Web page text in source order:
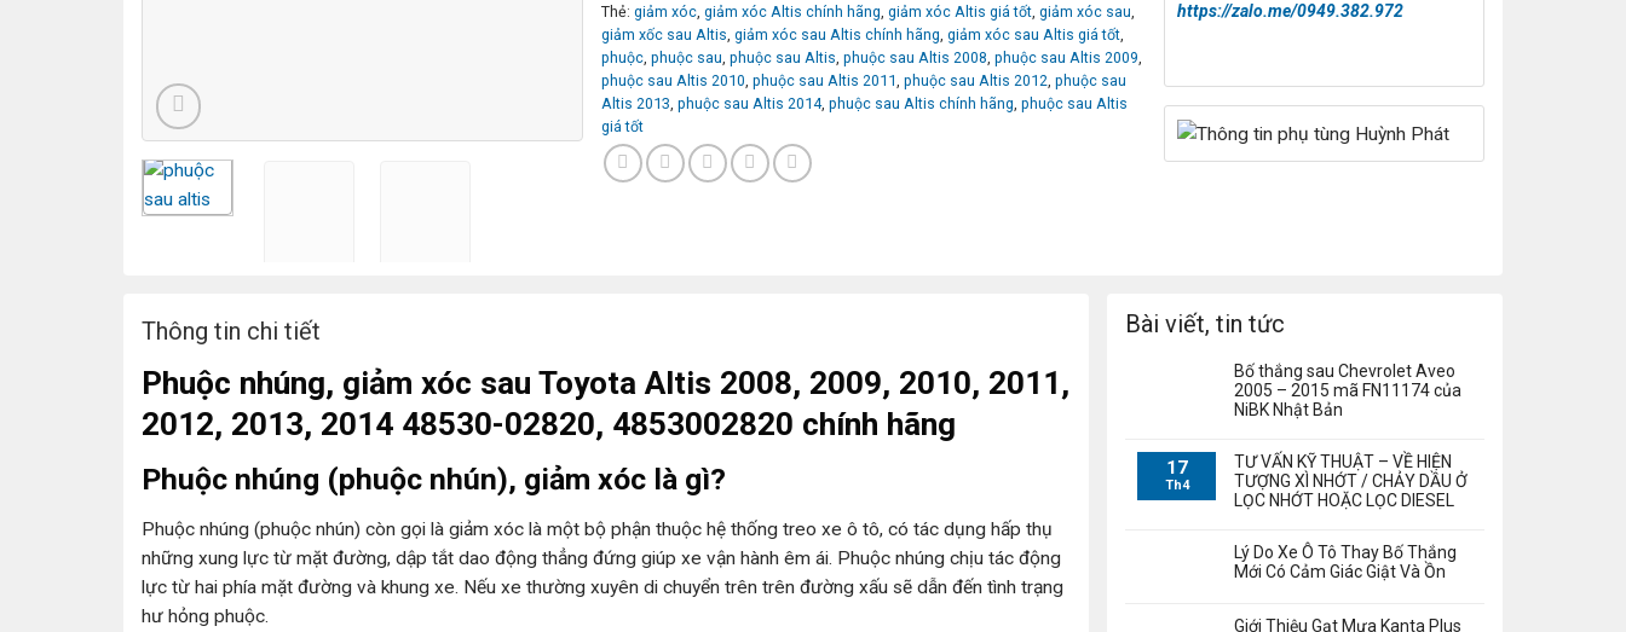
Thẻ: giảm xóc, giảm xóc Altis chính hãng, giảm xóc Altis giá tốt, giảm xóc sau,
giảm xốc sau Altis, giảm xóc sau Altis chính hãng, giảm xóc sau Altis giá tốt,
phuộc, phuộc sau, phuộc sau Altis, phuộc sau Altis 2008, phuộc sau Altis 2009,
phuộc sau Altis 2010, phuộc sau Altis 2011, phuộc sau Altis 2012, phuộc sau
Altis 2013, phuộc sau Altis 2014, phuộc sau Altis chính hãng, phuộc sau Altis
giá tốt
https://zalo.me/0949.382.972
Thông tin chi tiết
Phuộc nhúng, giảm xóc sau Toyota Altis 2008, 2009, 2010, 2011,
2012, 2013, 2014 48530-02820, 4853002820 chính hãng
Phuộc nhúng (phuộc nhún), giảm xóc là gì?
Phuộc nhúng (phuộc nhún) còn gọi là giảm xóc là một bộ phận thuộc hệ thống treo xe ô tô, có tác dụng hấp thụ
những xung lực từ mặt đường, dập tắt dao động thẳng đứng giúp xe vận hành êm ái. Phuộc nhúng chịu tác động
lực từ hai phía mặt đường và khung xe. Nếu xe thường xuyên di chuyển trên trên đường xấu sẽ dẫn đến tình trạng
hư hỏng phuộc.
Bài viết, tin tức
Bố thắng sau Chevrolet Aveo
2005 – 2015 mã FN11174 của
NiBK Nhật Bản
17
Th4
TƯ VẤN KỸ THUẬT – VỀ HIỆN
TƯỢNG XÌ NHỚT / CHẢY DẦU Ở
LỌC NHỚT HOẶC LỌC DIESEL
Lý Do Xe Ô Tô Thay Bố Thắng
Mới Có Cảm Giác Giật Và Ồn
Giới Thiệu Gạt Mưa Kanta Plus